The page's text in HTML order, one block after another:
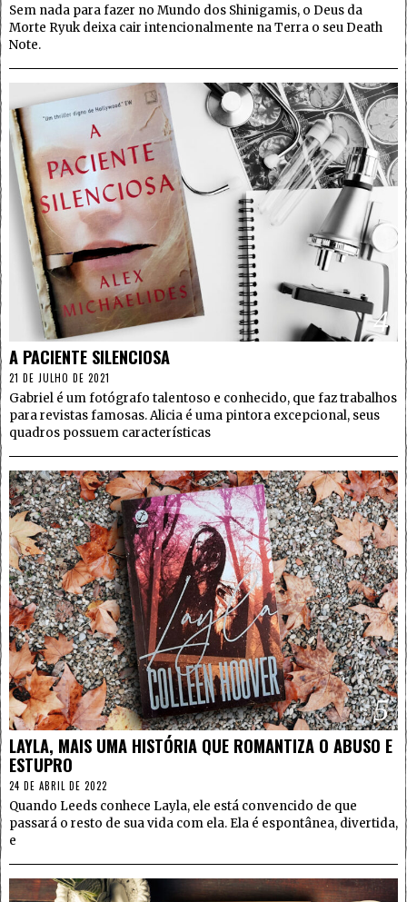
Sem nada para fazer no Mundo dos Shinigamis, o Deus da
Morte Ryuk deixa cair intencionalmente na Terra o seu Death
Note.
4
A PACIENTE SILENCIOSA
21 DE JULHO DE 2021
Gabriel é um fotógrafo talentoso e conhecido, que faz trabalhos
para revistas famosas. Alicia é uma pintora excepcional, seus
quadros possuem características
5
LAYLA, MAIS UMA HISTÓRIA QUE ROMANTIZA O ABUSO E
ESTUPRO
24 DE ABRIL DE 2022
Quando Leeds conhece Layla, ele está convencido de que
passará o resto de sua vida com ela. Ela é espontânea, divertida,
e